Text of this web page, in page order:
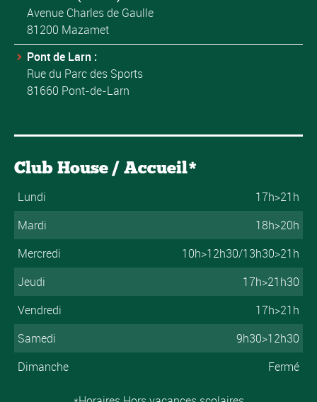
Avenue Charles de Gaulle
81200 Mazamet
Pont de Larn :
Rue du Parc des Sports
81660 Pont-de-Larn
Club House / Accueil*
Lundi
17h>21h
Mardi
18h>20h
Mercredi
10h>12h30/13h30>21h
Jeudi
17h>21h30
Vendredi
17h>21h
Samedi
9h30>12h30
Dimanche
Fermé